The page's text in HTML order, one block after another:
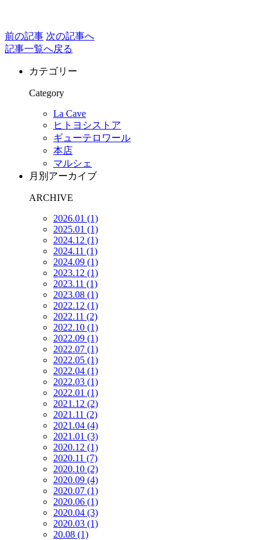
前の記事 次の記事へ
記事一覧へ戻る
カテゴリー
Category
La Cave
ヒトヨシストア
ギューテロワール
本店
マルシェ
月別アーカイブ
ARCHIVE
2026.01 (1)
2025.01 (1)
2024.12 (1)
2024.11 (1)
2024.09 (1)
2023.12 (1)
2023.11 (1)
2023.08 (1)
2022.12 (1)
2022.11 (2)
2022.10 (1)
2022.09 (1)
2022.07 (1)
2022.05 (1)
2022.04 (1)
2022.03 (1)
2022.01 (1)
2021.12 (2)
2021.11 (2)
2021.04 (4)
2021.01 (3)
2020.12 (1)
2020.11 (7)
2020.10 (2)
2020.09 (4)
2020.07 (1)
2020.06 (1)
2020.04 (3)
2020.03 (1)
20.08 (1)